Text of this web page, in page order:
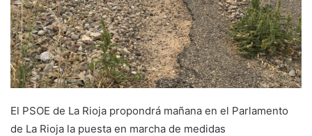
El PSOE de La Rioja propondrá mañana en el Parlamento
de La Rioja la puesta en marcha de medidas